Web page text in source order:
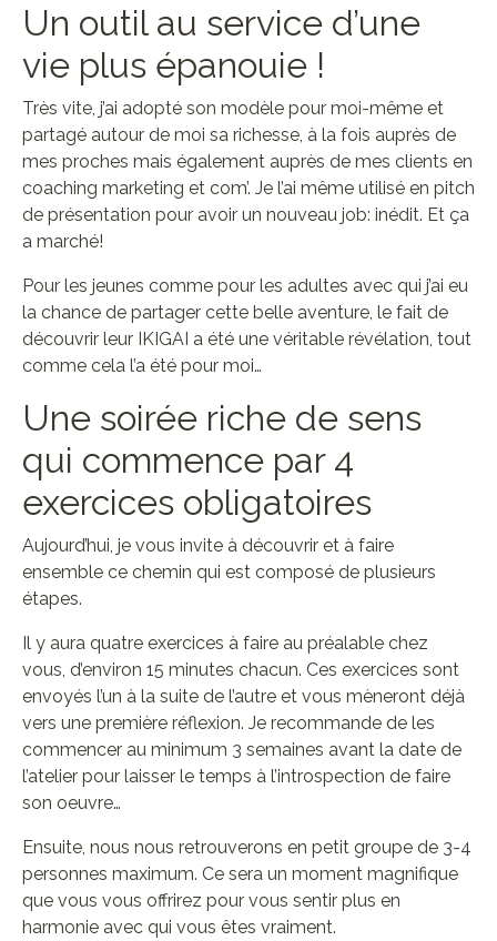
Un outil au service d’une
vie plus épanouie !
Très vite, j’ai adopté son modèle pour moi-même et
partagé autour de moi sa richesse, à la fois auprès de
mes proches mais également auprès de mes clients en
coaching marketing et com’. Je l’ai même utilisé en pitch
de présentation pour avoir un nouveau job: inédit. Et ça
a marché!
Pour les jeunes comme pour les adultes avec qui j’ai eu
la chance de partager cette belle aventure, le fait de
découvrir leur IKIGAI a été une véritable révélation, tout
comme cela l’a été pour moi…
Une soirée riche de sens
qui commence par 4
exercices obligatoires
Aujourd’hui, je vous invite à découvrir et à faire
ensemble ce chemin qui est composé de plusieurs
étapes.
Il y aura quatre exercices à faire au préalable chez
vous, d’environ 15 minutes chacun. Ces exercices sont
envoyés l’un à la suite de l’autre et vous mèneront déjà
vers une première réflexion. Je recommande de les
commencer au minimum 3 semaines avant la date de
l’atelier pour laisser le temps à l’introspection de faire
son oeuvre…
Ensuite, nous nous retrouverons en petit groupe de 3-4
personnes maximum. Ce sera un moment magnifique
que vous vous offrirez pour vous sentir plus en
harmonie avec qui vous êtes vraiment.